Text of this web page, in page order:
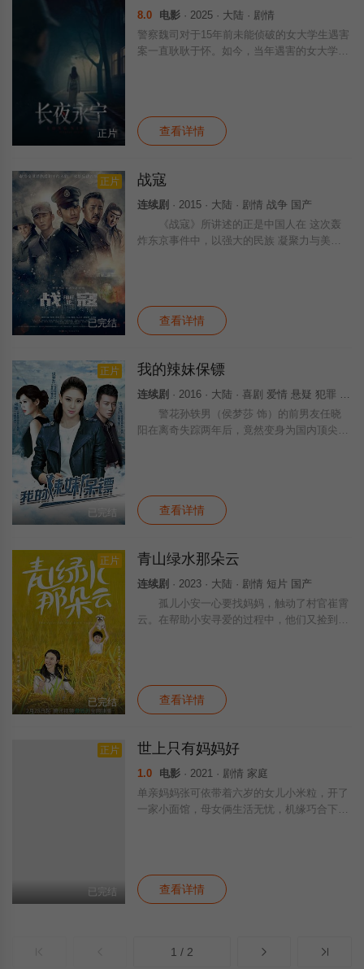
正片
8.0 电影 · 2025 · 大陆 · 剧情
警察魏司对于15年前未能侦破的女大学生遇害
案一直耿耿于怀。如今，当年遇害的女大学生
查看详情
正片
已完结
战寇
连续剧 · 2015 · 大陆 · 剧情 战争 国产
《战寇》所讲述的正是中国人在 这次轰
炸东京事件中，以强大的民族 凝聚力与美盟
查看详情
正片
已完结
我的辣妹保镖
连续剧 · 2016 · 大陆 · 喜剧 爱情 悬疑 犯罪 国产
警花孙轶男（侯梦莎 饰）的前男友任晓
阳在离奇失踪两年后，竟然变身为国内顶尖婚
查看详情
正片
已完结
青山绿水那朵云
连续剧 · 2023 · 大陆 · 剧情 短片 国产
孤儿小安一心要找妈妈，触动了村官崔霄
云。在帮助小安寻爱的过程中，他们又捡到一
查看详情
正片
已完结
世上只有妈妈好
1.0 电影 · 2021 · 剧情 家庭
单亲妈妈张可依带着六岁的女儿小米粒，开了
一家小面馆，母女俩生活无忧，机缘巧合下，
时候，冉剑林的出现，打破了张可依正常的生
活轨迹。查看详情
1 / 2